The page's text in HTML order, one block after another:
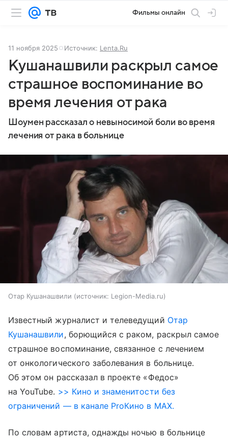
Фильмы онлайн
11 ноября 2025 Источник: Lenta.Ru
Кушанашвили раскрыл самое
страшное воспоминание во
время лечения от рака
Шоумен рассказал о невыносимой боли во время
лечения от рака в больнице
Отар Кушанашвили источник: Legion-Media.ru
Известный журналист и телеведущий Отар
Кушанашвили, борющийся с раком, раскрыл самое
страшное воспоминание, связанное с лечением
от онкологического заболевания в больнице.
Об этом он рассказал в проекте «Федос»
на YouTube. >> Кино и знаменитости без
ограничений — в канале ProКино в MAX.
По словам артиста, однажды ночью в больнице